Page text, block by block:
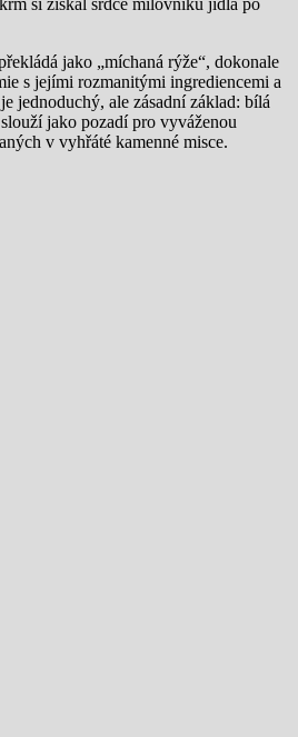
jako „míchaná rýže“, dokonale
s jejími rozmanitými ingrediencemi a
jednoduchý, ale zásadní základ: bílá
jako pozadí pro vyváženou
v vyhřáté kamenné misce.